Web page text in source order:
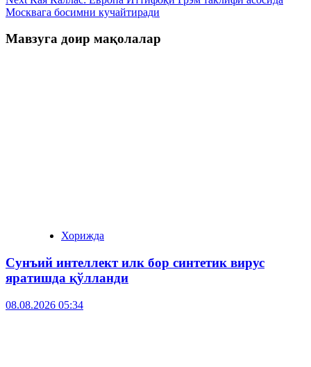
Москвага босимни кучайтиради
Мавзуга доир мақолалар
Хорижда
Сунъий интеллект илк бор синтетик вирус
яратишда қўлланди
08.08.2026 05:34